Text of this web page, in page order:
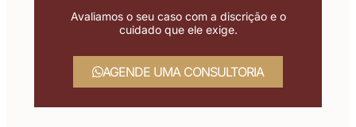
Avaliamos o seu caso com a discrição e o
cuidado que ele exige.
AGENDE UMA CONSULTORIA